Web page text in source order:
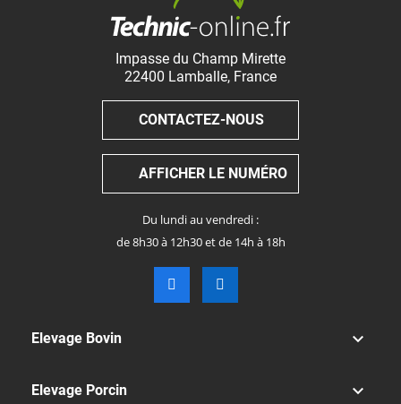
Impasse du Champ Mirette
22400 Lamballe, France
CONTACTEZ-NOUS
AFFICHER LE NUMÉRO
Du lundi au vendredi :
de 8h30 à 12h30 et de 14h à 18h
Elevage Bovin 
Elevage Porcin 